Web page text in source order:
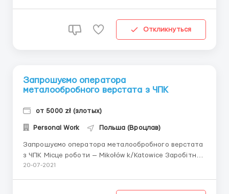
на вакансию только с Украины Работа ...
Откликнуться
Запрошуємо оператора
металообробного верстата з ЧПК
от 5000 zł (злотых)
Personal Work Польша (Вроцлав)
Запрошуємо оператора металообробного верстата
з ЧПК Місце роботи — Mikołów k/Katowice Заробітна
плата — на старт 20-22 злотих нетто Робочий
20-07-2021